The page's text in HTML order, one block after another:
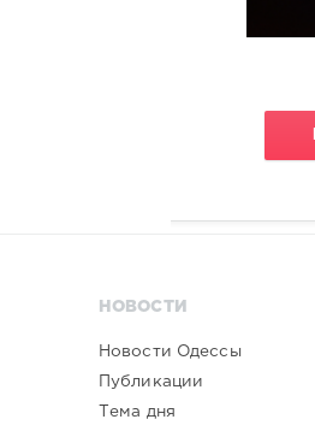
НОВОСТИ
Новости Одессы
Публикации
Тема дня